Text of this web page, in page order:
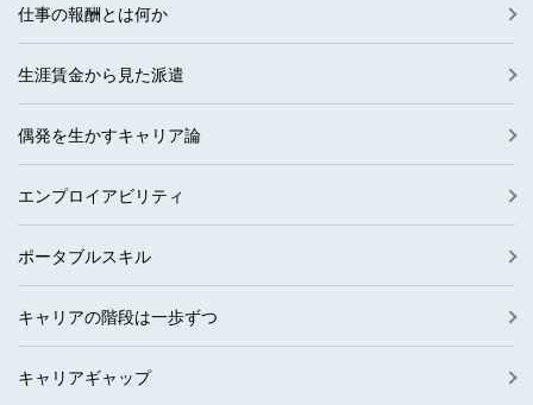
仕事の報酬とは何か
生涯賃金から見た派遣
偶発を生かすキャリア論
エンプロイアビリティ
ポータブルスキル
キャリアの階段は一歩ずつ
キャリアギャップ